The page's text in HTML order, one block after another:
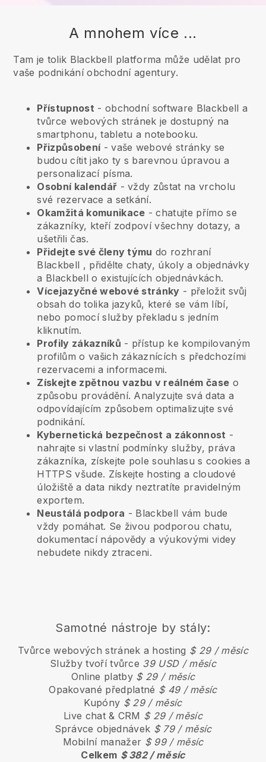
A mnohem více ...
Tam je tolik Blackbell platforma může udělat pro
vaše podnikání obchodní agentury.
Přístupnost - obchodní software Blackbell a
tvůrce webových stránek je dostupný na
smartphonu, tabletu a notebooku.
Přizpůsobení- vaše webové stránky se
budou cítit jako ty s barevnou úpravou a
personalizací písma.
Osobní kalendář - vždy zůstat na vrcholu
své rezervace a setkání.
Okamžitá komunikace - chatujte přímo se
zákazníky, kteří zodpoví všechny dotazy, a
ušetřili čas.
Přidejte své členy týmu do rozhraní
Blackbell , přidělte chaty, úkoly a objednávky
a Blackbell o existujících objednávkách.
Vícejazyčné webové stránky - přeložit svůj
obsah do tolika jazyků, které se vám líbí,
nebo pomocí služby překladu s jedním
kliknutím.
Profily zákazníků - přístup ke kompilovaným
profilům o vašich zákaznících s předchozími
rezervacemi a informacemi.
Získejte zpětnou vazbu v reálném čase o
způsobu provádění. Analyzujte svá data a
odpovídajícím způsobem optimalizujte své
podnikání.
Kybernetická bezpečnost a zákonnost -
nahrajte si vlastní podmínky služby, práva
zákazníka, získejte pole souhlasu s cookies a
HTTPS všude. Získejte hosting a cloudové
úložiště a data nikdy neztratíte pravidelným
exportem.
Neustálá podpora - Blackbell vám bude
vždy pomáhat. Se živou podporou chatu,
dokumentací nápovědy a výukovými videy
nebudete nikdy ztraceni.
Samotné nástroje by stály:
Tvůrce webových stránek a hosting $ 29 / měsíc
Služby tvoří tvůrce 39 USD / měsíc
Online platby $ 29 / měsíc
Opakované předplatné $ 49 / měsíc
Kupóny $ 29 / měsíc
Live chat & CRM $ 29 / měsíc
Správce objednávek $ 79 / měsíc
Mobilní manažer $ 99 / měsíc
Celkem $ 382 / měsíc